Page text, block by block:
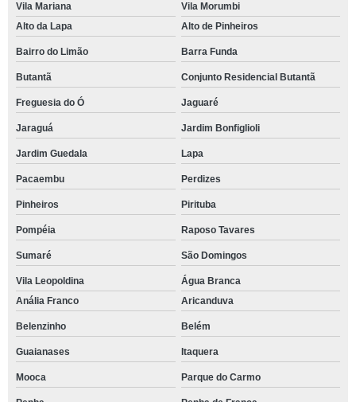
Vila Mariana
Vila Morumbi
Alto da Lapa
Alto de Pinheiros
Bairro do Limão Barra Funda
Butantã Conjunto Residencial Butantã
Freguesia do Ó Jaguaré
Jaraguá Jardim Bonfiglioli
Jardim Guedala Lapa
Pacaembu Perdizes
Pinheiros Pirituba
Pompéia Raposo Tavares
Sumaré São Domingos
Vila Leopoldina
Água Branca
Anália Franco
Aricanduva
Belenzinho Belém
Guaianases Itaquera
Mooca Parque do Carmo